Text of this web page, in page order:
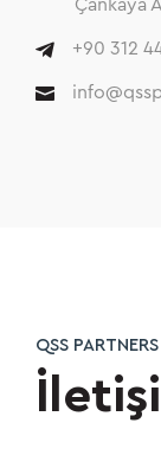
Çankaya
 +90 312

QSS PARTNERS